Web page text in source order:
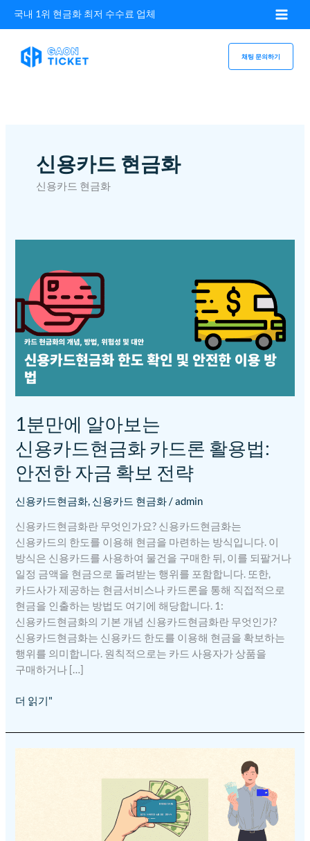
콘텐츠로
국내 1위 현금화 최저 수수료 업체
채팅 문의하기
신용카드 현금화
신용카드 현금화
1분만에 알아보는
신용카드현금화 카드론 활용법:
안전한 자금 확보 전략
신용카드현금화, 신용카드 현금화/admin
신용카드현금화란 무엇인가요? 신용카드현금화는
신용카드의 한도를 이용해 현금을 마련하는 방식입니다. 이
방식은 신용카드를 사용하여 물건을 구매한 뒤, 이를 되팔거나
일정 금액을 현금으로 돌려받는 행위를 포함합니다. 또한,
카드사가 제공하는 현금서비스나 카드론을 통해 직접적으로
현금을 인출하는 방법도 여기에 해당합니다. 1:
신용카드현금화의 기본 개념 신용카드현금화란 무엇인가?
신용카드현금화는 신용카드 한도를 이용해 현금을 확보하는
행위를 의미합니다. 원칙적으로는 카드 사용자가 상품을
구매하거나 […]
신용카드현금화
카드론
활용법:
안전한
자금
확보
전략
더 읽기"